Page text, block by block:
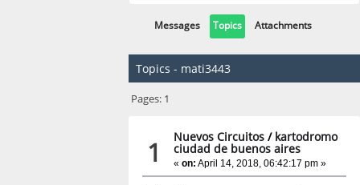
Messages Topics Attachments
Topics - mati3443
Pages: 1
1 Nuevos Circuitos / kartodromo
ciudad de buenos aires
«on: April 14, 2018, 06:42:17 pm »